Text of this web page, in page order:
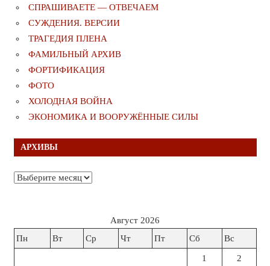
СПРАШИВАЕТЕ — ОТВЕЧАЕМ
СУЖДЕНИЯ. ВЕРСИИ
ТРАГЕДИЯ ПЛЕНА
ФАМИЛЬНЫЙ АРХИВ
ФОРТИФИКАЦИЯ
ФОТО
ХОЛОДНАЯ ВОЙНА
ЭКОНОМИКА И ВООРУЖЁННЫЕ СИЛЫ
АРХИВЫ
Архивы
Август 2026
Пн
Вт Ср Чт Пт Сб Вс
1 2